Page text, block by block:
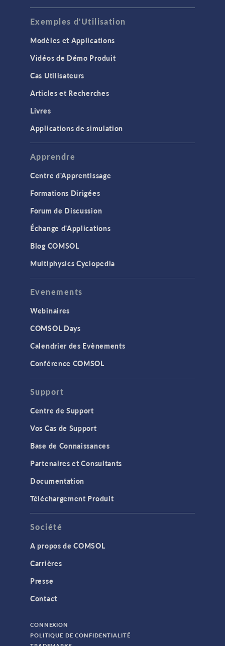
Exemples d'Utilisation
Modèles et Applications
Vidéos de Démo Produit
Cas Utilisateurs
Articles et Recherches
Livres
Applications de simulation
Apprendre
Centre d'Apprentissage
Formations Dirigées
Forum de Discussion
Échange d'Applications
Blog COMSOL
Multiphysics Cyclopedia
Evenements
Webinaires
COMSOL Days
Calendrier des Evènements
Conférence COMSOL
Support
Centre de Support
Vos Cas de Support
Base de Connaissances
Partenaires et Consultants
Documentation
Téléchargement Produit
Société
A propos de COMSOL
Carrières
Presse
Contact
CONNEXION
POLITIQUE DE CONFIDENTIALITÉ